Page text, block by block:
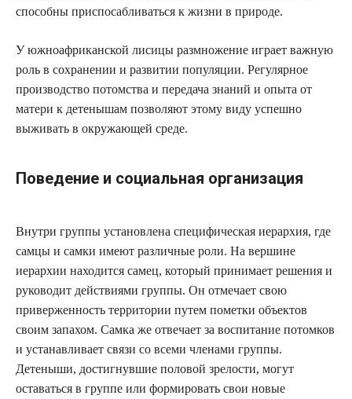
способны приспосабливаться к жизни в природе.
У южноафриканской лисицы размножение играет важную
роль в сохранении и развитии популяции. Регулярное
производство потомства и передача знаний и опыта от
матери к детенышам позволяют этому виду успешно
выживать в окружающей среде.
Поведение и социальная организация
Внутри группы установлена специфическая иерархия, где
самцы и самки имеют различные роли. На вершине
иерархии находится самец, который принимает решения и
руководит действиями группы. Он отмечает свою
приверженность территории путем пометки объектов
своим запахом. Самка же отвечает за воспитание потомков
и устанавливает связи со всеми членами группы.
Детеныши, достигнувшие половой зрелости, могут
оставаться в группе или формировать свои новые